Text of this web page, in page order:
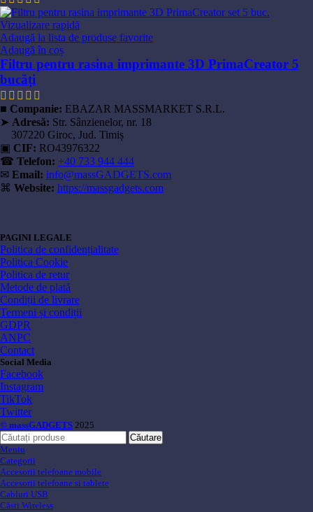
pot
fi
alese
în
pagina
produsului.
Vizualizare rapidă
Adaugă la lista de produse favorite
Adaugă în coș
Filtru pentru rasina imprimante 3D PrimaCreator 5
bucăți
■ Companie: EBAZAR MASSMARKET S.R.L.
➤ Adresă: Str. Sânzienelor, nr. 18
307220 Giroc, Jud. Timiș
▣ CIF: RO43976322
☎ Telefon: +40 733 944 444
✉ Email: info@massGADGETS.com
⌘ Website: https://massgadgets.com
PAGINI LEGALE
Politica de confidențialitate
Politica Cookie
Politica de retur
Metode de plată
Condiții de livrare
Termeni și condiții
GDPR
ANPC
Contact
Social Media
Facebook
Instagram
TikTok
Twitter
© massGADGETS 2025
Căutare
Meniu
Categorii
Accesorii telefoane mobile
Accesorii telefoane si tablete
Cabluri USB
Căsti Wireless